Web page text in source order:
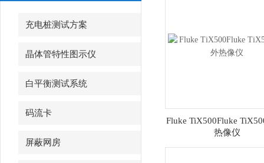
充电桩测试方案
晶体管特性图示仪
白平衡测试系统
码流卡
DTA1107S（JH3200A）
屏蔽网房
Fluke TiX500Fluke
热像仪